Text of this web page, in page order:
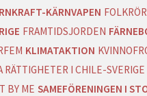
KÄRNVAPEN
FRAMTIDSJORDEN
KLIMATAKTION
RÄTTIGHETER I CHILE-SVERIGE
BY ME SAMEFÖRENINGEN I